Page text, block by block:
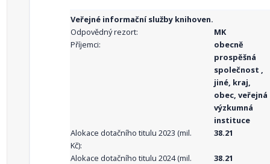
Veřejné informační služby knihoven.
Odpovědný rezort:
MK
Příjemci:
obecně
prospěšná
společnost ,
jiné, kraj,
obec, veřejná
výzkumná
instituce
Alokace dotačního titulu 2023 (mil.
Kč):
38.21
Alokace dotačního titulu 2024 (mil.
38.21